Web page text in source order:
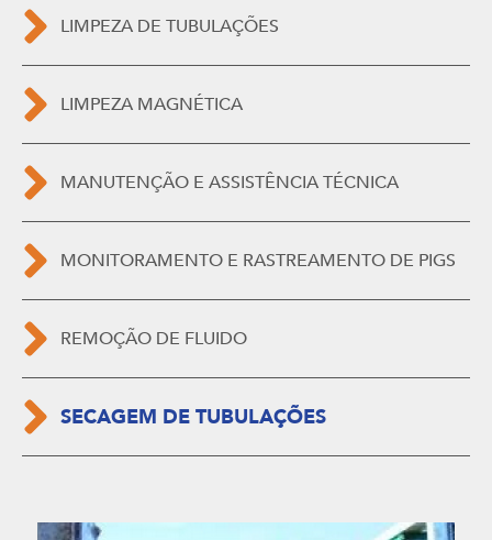
LIMPEZA DE TUBULAÇÕES
LIMPEZA MAGNÉTICA
MANUTENÇÃO E ASSISTÊNCIA TÉCNICA
MONITORAMENTO E RASTREAMENTO DE PIGS
REMOÇÃO DE FLUIDO
SECAGEM DE TUBULAÇÕES